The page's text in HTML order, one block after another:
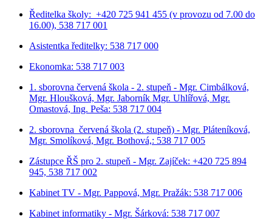
Ředitelka školy: +420 725 941 455 (v provozu od 7.00 do
16.00), 538 717 001
Asistentka ředitelky: 538 717 000
Ekonomka: 538 717 003
1. sborovna červená škola - 2. stupeň - Mgr. Cimbálková,
Mgr. Hloušková, Mgr. Jaborník Mgr. Uhlířová, Mgr.
Omastová, Ing. Peša: 538 717 004
2. sborovna červená škola (2. stupeň) - Mgr. Pláteníková,
Mgr. Smolíková, Mgr. Bothová,: 538 717 005
Zástupce ŘŠ pro 2. stupeň - Mgr. Zajíček: +420 725 894
945, 538 717 002
Kabinet TV - Mgr. Pappová, Mgr. Pražák: 538 717 006
Kabinet informatiky - Mgr. Šárková: 538 717 007